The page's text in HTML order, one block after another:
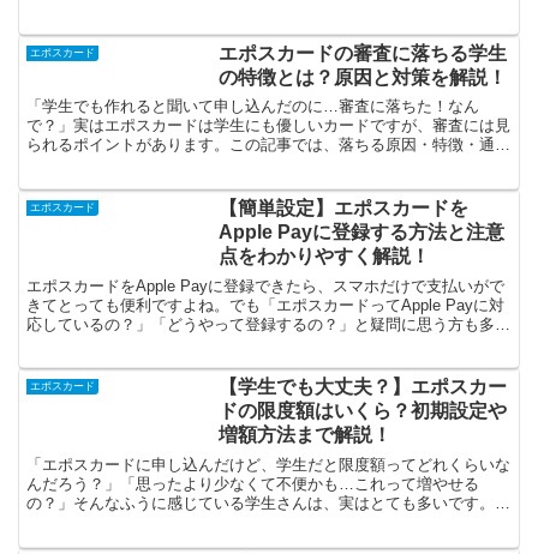
エポスカード
エポスカードの審査に落ちる学生
の特徴とは？原因と対策を解説！
「学生でも作れると聞いて申し込んだのに…審査に落ちた！なん
で？」実はエポスカードは学生にも優しいカードですが、審査には見
られるポイントがあります。この記事では、落ちる原因・特徴・通過
エポスカード
【簡単設定】エポスカードを
Apple Payに登録する方法と注意
点をわかりやすく解説！
エポスカードをApple Payに登録できたら、スマホだけで支払いがで
きてとっても便利ですよね。でも「エポスカードってApple Payに対
応しているの？」「どうやって登録するの？」と疑問に思う方も多い
エポスカード
【学生でも大丈夫？】エポスカー
ドの限度額はいくら？初期設定や
増額方法まで解説！
「エポスカードに申し込んだけど、学生だと限度額ってどれくらいな
んだろう？」「思ったより少なくて不便かも…これって増やせる
の？」そんなふうに感じている学生さんは、実はとても多いです。エ